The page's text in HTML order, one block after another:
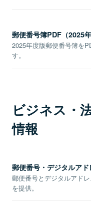
郵便番号簿PDF（2025年
2025年度版郵便番号簿を
す。
ビジネス・
情報
郵便番号・デジタルア
郵便番号とデジタルアド
を提供。